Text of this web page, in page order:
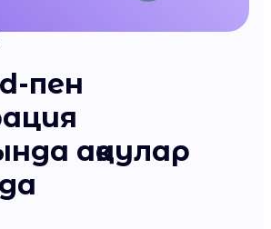
пен
ақаулар